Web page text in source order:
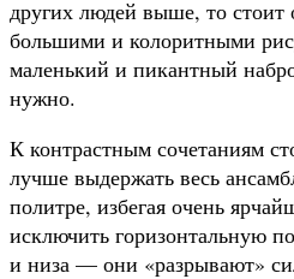
других людей выше, то стоит
большими и колоритными
маленький и пикантный
нужно.
К контрастным сочетаниям
лучше выдержать весь
политре, избегая очень
исключить горизонтальную
и низа — они «разрывают»